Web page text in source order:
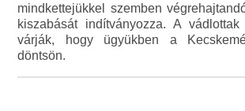
mindkettejükkel szemben
kiszabását indítványozza. A vádlottak
várják, hogy ügyükben a
döntsön.